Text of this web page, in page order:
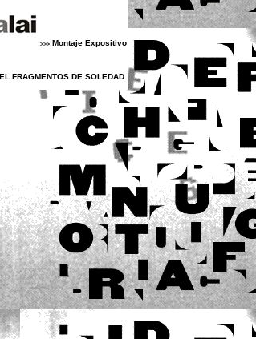
>>> Montaje Expositivo
FRAGMENTOS DE SOLEDAD